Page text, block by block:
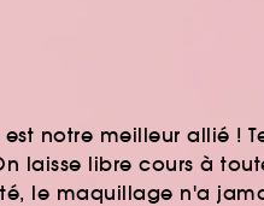
notre meilleur allié !
laisse libre cours à
le maquillage n'a